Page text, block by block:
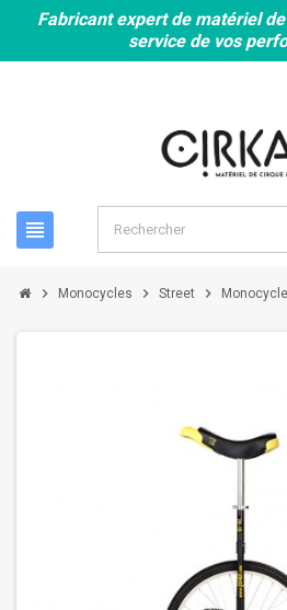
Fabricant expert de matériel
service de vos
view_headline
chevron_right Monocycles chevron_right Street chevron_right